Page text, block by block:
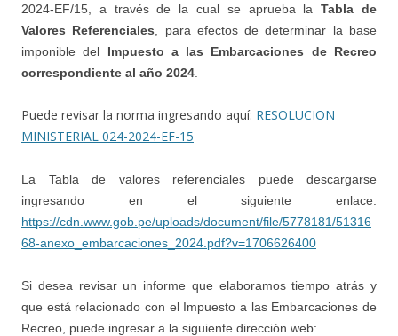
2024-EF/15, a través de la cual se aprueba laTabla de
Valores Referenciales , para efectos de determinar la base
imponible del Impuesto a las Embarcaciones de Recreo
correspondiente al año 2024
Puede revisar la norma ingresando aquí: RESOLUCION
MINISTERIAL 024-2024-EF-15
La Tabla de valores referenciales puede descargarse
ingresando en el siguiente enlace:
https://cdn.www.gob.pe/uploads/document/file/5778181/51316
68-anexo_embarcaciones_2024.pdf?v=1706626400
Si desea revisar un informe que elaboramos tiempo atrás y
que está relacionado con el Impuesto a las Embarcaciones de
Recreo, puede ingresar a la siguiente dirección web: